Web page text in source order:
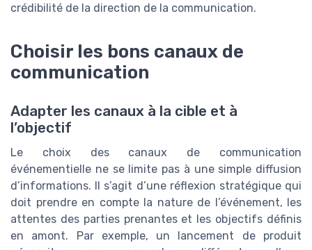
crédibilité de la direction de la communication.
Choisir les bons canaux de
communication
Adapter les canaux à la cible et à
l’objectif
Le choix des canaux de communication
événementielle ne se limite pas à une simple diffusion
d’informations. Il s’agit d’une réflexion stratégique qui
doit prendre en compte la nature de l’événement, les
attentes des parties prenantes et les objectifs définis
en amont. Par exemple, un lancement de produit